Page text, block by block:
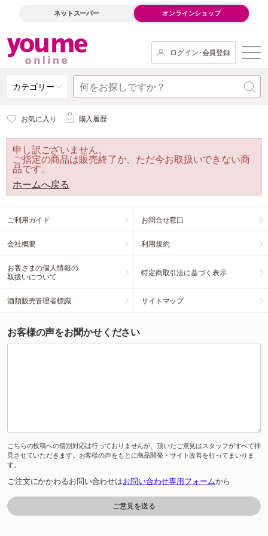
ネットスーパー オンラインショップ
ログイン･会員登録
カテゴリー
お気に入り 購入履歴
申し訳ございません。
ご指定の商品は販売終了か、ただ今お取扱いできない商
品です。
ホームへ戻る
ご利用ガイド お問合せ窓口
会社概要 利用規約
お客さまの個人情報の
取扱いについて
特定商取引法に基づく表示
酒類販売管理者標識 サイトマップ
お客様の声をお聞かせください
こちらの投稿への個別対応は行っておりませんが、頂いたご意見はスタッフがすべて拝
見させていただきます。お客様の声をもとに商品開発・サイト改善を行ってまいりま
す。
ご注文にかかわるお問い合わせはお問い合わせ専用フォームから